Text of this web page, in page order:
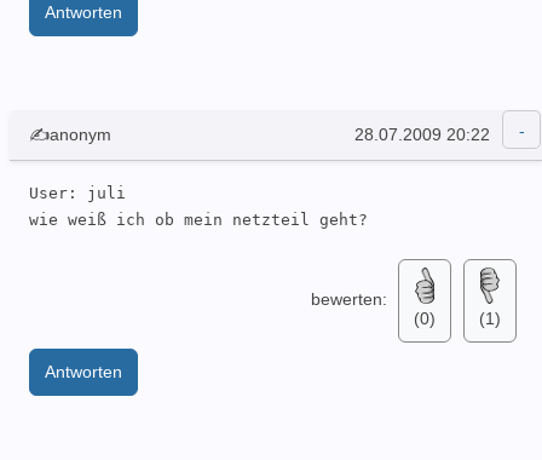
Antworten
✍anonym 28.07.2009 20:22
User: juli
wie weiß ich ob mein netzteil geht?
bewerten:
(0)
(1)
Antworten